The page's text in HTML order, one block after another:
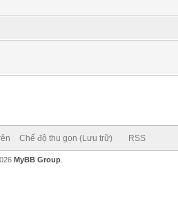
Chế độ thu gọn (Lưu trữ) RSS
MyBB Group